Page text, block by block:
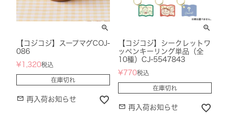
【コジコジ】スープマグCOJ-
086
¥ 1,320税込
在庫切れ
再入荷お知らせ
【コジコジ】シークレットワ
ッペンキーリング単品（全
10種）CJ-5547843
¥ 770税込
在庫切れ
再入荷お知らせ